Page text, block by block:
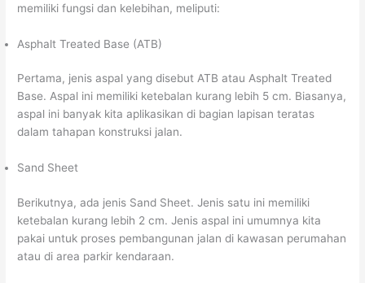
memiliki fungsi dan kelebihan, meliputi:
Asphalt Treated Base (ATB)
Pertama, jenis aspal yang disebut ATB atau Asphalt Treated
Base. Aspal ini memiliki ketebalan kurang lebih 5 cm. Biasanya,
aspal ini banyak kita aplikasikan di bagian lapisan teratas
dalam tahapan konstruksi jalan.
Sand Sheet
Berikutnya, ada jenis Sand Sheet. Jenis satu ini memiliki
ketebalan kurang lebih 2 cm. Jenis aspal ini umumnya kita
pakai untuk proses pembangunan jalan di kawasan perumahan
atau di area parkir kendaraan.